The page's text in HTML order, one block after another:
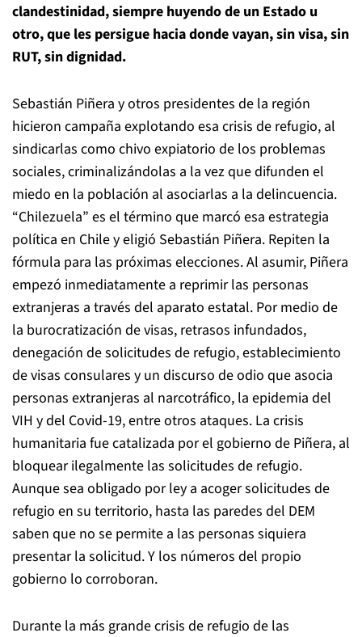
clandestinidad, siempre huyendo de un Estado u
otro, que les persigue hacia donde vayan, sin visa, sin
RUT, sin dignidad.
Sebastián Piñera y otros presidentes de la región
hicieron campaña explotando esa crisis de refugio, al
sindicarlas como chivo expiatorio de los problemas
sociales, criminalizándolas a la vez que difunden el
miedo en la población al asociarlas a la delincuencia.
“Chilezuela” es el término que marcó esa estrategia
política en Chile y eligió Sebastián Piñera. Repiten la
fórmula para las próximas elecciones. Al asumir, Piñera
empezó inmediatamente a reprimir las personas
extranjeras a través del aparato estatal. Por medio de
la burocratización de visas, retrasos infundados,
denegación de solicitudes de refugio, establecimiento
de visas consulares y un discurso de odio que asocia
personas extranjeras al narcotráfico, la epidemia del
VIH y del Covid-19, entre otros ataques. La crisis
humanitaria fue catalizada por el gobierno de Piñera, al
bloquear ilegalmente las solicitudes de refugio.
Aunque sea obligado por ley a acoger solicitudes de
refugio en su territorio, hasta las paredes del DEM
saben que no se permite a las personas siquiera
presentar la solicitud. Y los números del propio
gobierno lo corroboran.
Durante la más grande crisis de refugio de las